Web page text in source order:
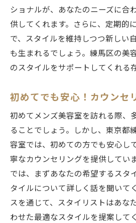
ショナルが、あなたのニーズに合
供してくれます。さらに、定期的
で、スタイルを維持しつつ新しい
も生まれるでしょう。練馬区の美
のスタイルをサポートしてくれる
初めてでも安心！カウンセ
初めてメンズ美容室を訪れる際、
ることでしょう。しかし、東京都
容室では、初めての方でも安心し
寧なカウンセリングを提供してい
では、まずあなたの希望するスタ
タイルについて詳しく話を聞いて
スを通じて、スタイリストはあな
わせた最適なスタイルを提案して